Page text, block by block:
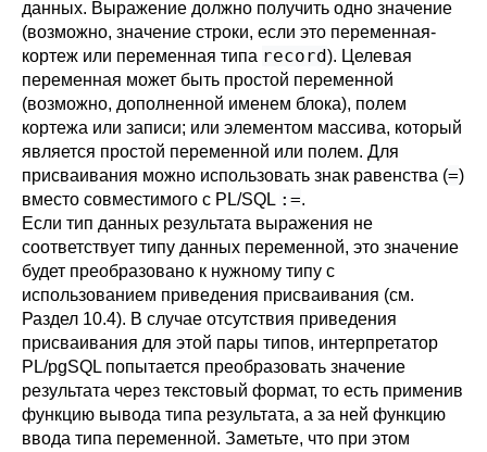
данных. Выражение должно получить одно значение
(возможно, значение строки, если это переменная-
кортеж или переменная типа record). Целевая
переменная может быть простой переменной
(возможно, дополненной именем блока), полем
кортежа или записи; или элементом массива, который
является простой переменной или полем. Для
присваивания можно использовать знак равенства (=)
вместо совместимого с PL/SQL :=.
Если тип данных результата выражения не
соответствует типу данных переменной, это значение
будет преобразовано к нужному типу с
использованием приведения присваивания (см.
Раздел 10.4). В случае отсутствия приведения
присваивания для этой пары типов, интерпретатор
PL/pgSQL попытается преобразовать значение
результата через текстовый формат, то есть применив
функцию вывода типа результата, а за ней функцию
ввода типа переменной. Заметьте, что при этом